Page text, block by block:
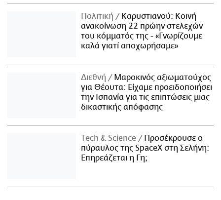
Πολιτική
Καρυστιανού: Κοινή
ανακοίνωση 22 πρώην στελεχών
του κόμματός της - «Γνωρίζουμε
καλά γιατί αποχωρήσαμε»
Διεθνή
Μαροκινός αξιωματούχος
για Θέουτα: Είχαμε προειδοποιήσει
την Ισπανία για τις επιπτώσεις μιας
δικαστικής απόφασης
Τech & Science
Προσέκρουσε ο
πύραυλος της SpaceX στη Σελήνη:
Επηρεάζεται η Γη;